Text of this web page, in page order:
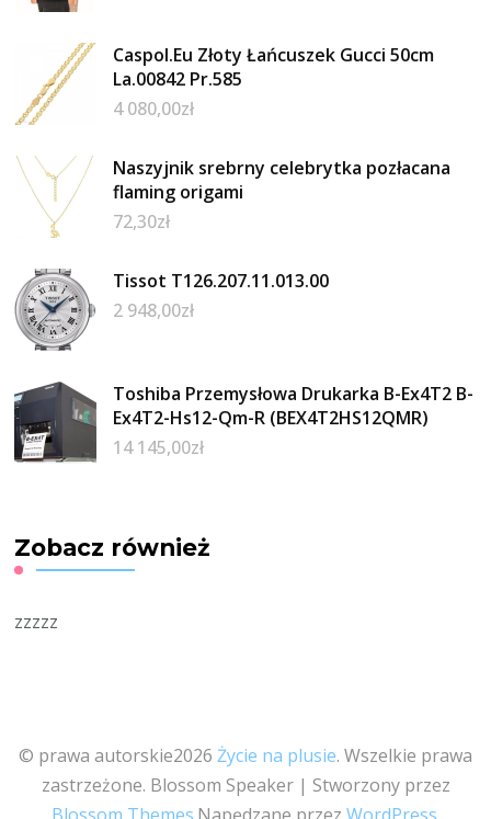
Caspol.Eu Złoty Łańcuszek Gucci 50cm
La.00842 Pr.585
4 080,00zł
Naszyjnik srebrny celebrytka pozłacana
flaming origami
72,30zł
Tissot T126.207.11.013.00
2 948,00zł
Toshiba Przemysłowa Drukarka B-Ex4T2 B-
Ex4T2-Hs12-Qm-R (BEX4T2HS12QMR)
14 145,00zł
Zobacz również
zzzzz
© prawa autorskie2026 Życie na plusie. Wszelkie prawa
zastrzeżone. Blossom Speaker | Stworzony przez